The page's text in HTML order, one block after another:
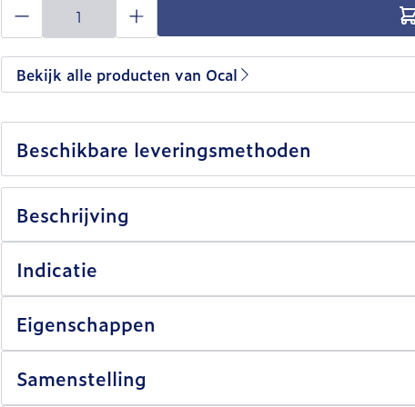
Bekijk alle producten van Ocal
Beschikbare leveringsmethoden
Beschrijving
Indicatie
Eigenschappen
Samenstelling